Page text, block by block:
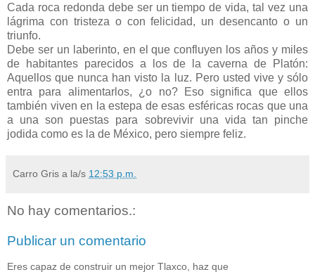
Cada roca redonda debe ser un tiempo de vida, tal vez una
lágrima con tristeza o con felicidad, un desencanto o un
triunfo.
Debe ser un laberinto, en el que confluyen los años y miles
de habitantes parecidos a los de la caverna de Platón:
Aquellos que nunca han visto la luz. Pero usted vive y sólo
entra para alimentarlos, ¿o no? Eso significa que ellos
también viven en la estepa de esas esféricas rocas que una
a una son puestas para sobrevivir una vida tan pinche
jodida como es la de México, pero siempre feliz.
Carro Gris a la/s 12:53 p.m.
No hay comentarios.:
Publicar un comentario
Eres capaz de construir un mejor Tlaxco, haz que